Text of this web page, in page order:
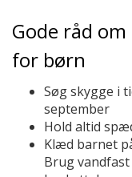
Gode råd
for børn
Søg skygge i
september
Hold altid
Klæd barnet
Brug vandfast